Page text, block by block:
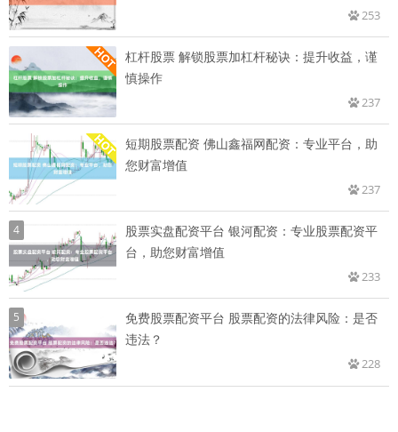
253
杠杆股票 解锁股票加杠杆秘诀：提升收益，谨
慎操作
237
短期股票配资 佛山鑫福网配资：专业平台，助
您财富增值
237
4
股票实盘配资平台 银河配资：专业股票配资平
台，助您财富增值
233
5
免费股票配资平台 股票配资的法律风险：是否
违法？
228